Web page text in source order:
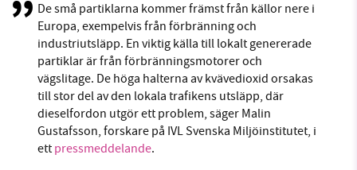
De små partiklarna kommer främst från källor nere i
Europa, exempelvis från förbränning och
industriutsläpp. En viktig källa till lokalt genererade
partiklar är från förbränningsmotorer och
vägslitage. De höga halterna av kvävedioxid orsakas
till stor del av den lokala trafikens utsläpp, där
dieselfordon utgör ett problem, säger Malin
Gustafsson, forskare på IVL Svenska Miljöinstitutet, i
ett pressmeddelande.